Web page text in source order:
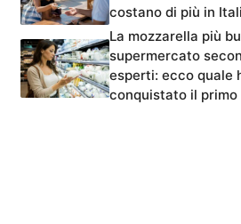
costano di più in
La mozzarella più
supermercato
esperti: ecco quale
conquistato il primo